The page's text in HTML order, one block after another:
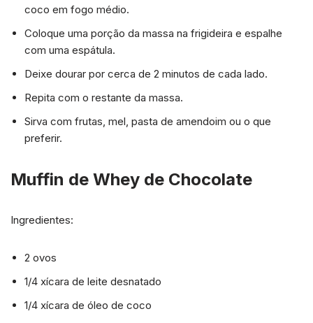
coco em fogo médio.
Coloque uma porção da massa na frigideira e espalhe
com uma espátula.
Deixe dourar por cerca de 2 minutos de cada lado.
Repita com o restante da massa.
Sirva com frutas, mel, pasta de amendoim ou o que
preferir.
Muffin de Whey de Chocolate
Ingredientes:
2 ovos
1/4 xícara de leite desnatado
1/4 xícara de óleo de coco